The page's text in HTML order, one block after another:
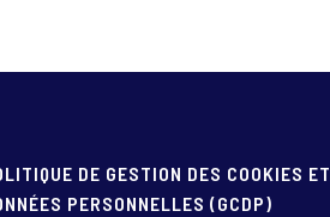
DE GESTION DES COOKIES ET
PERSONNELLES (GCDP)